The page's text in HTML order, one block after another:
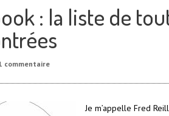
: la liste de
commentaire
Je m’appelle Fred